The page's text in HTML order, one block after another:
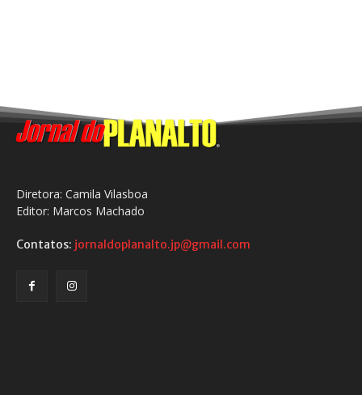
Diretora: Camila Vilasboa
Editor: Marcos Machado
Contatos: jornaldoplanalto.jp@gmail.com